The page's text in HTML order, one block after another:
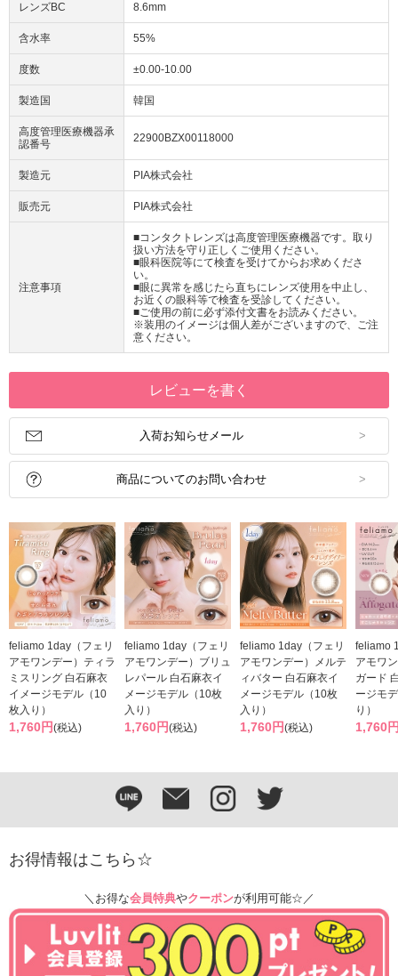
レンズBC 8.6mm
含水率 55%
度数 ±0.00-10.00
製造国 韓国
高度管理医療機器承
認番号
22900BZX00118000
製造元 PIA株式会社
販売元 PIA株式会社
注意事項
■コンタクトレンズは高度管理医療機器です。取り
扱い方法を守り正しくご使用ください。
■眼科医院等にて検査を受けてからお求めくださ
い。
■眼に異常を感じたら直ちにレンズ使用を中止し、
お近くの眼科等で検査を受診してください。
■ご使用の前に必ず添付文書をお読みください。
※装用のイメージは個人差がございますので、ご注
意ください。
レビューを書く
入荷お知らせメール
商品についてのお問い合わせ
feliamo 1day（フェリ
アモワンデー）ティラ
ミスリング 白石麻衣
イメージモデル（10
枚入り）
1,760円(税込)
feliamo 1day（フェリ
アモワンデー）ブリュ
レパール 白石麻衣イ
メージモデル（10枚
入り）
1,760円(税込)
feliamo 1day（フェリ
アモワンデー）メルテ
ィバター 白石麻衣イ
メージモデル（10枚
入り）
1,760円(税込)
feliamo
アモワ
ガード
ージモ
り）
1,760
お得情報はこちら☆
＼お得な会員特典やクーポンが利用可能☆／